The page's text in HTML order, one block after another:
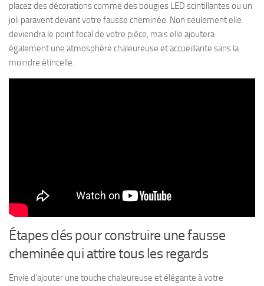
placez des décorations comme des bougies LED scintillantes ou un
joli paravent devant votre fausse cheminée. Non seulement elle
deviendra le point focal de votre pièce, mais elle ajoutera
également une atmosphère chaleureuse et accueillante sans la
moindre étincelle.
Étapes clés pour construire une fausse
cheminée qui attire tous les regards
Envie d’ajouter une touche chaleureuse et élégante à votre